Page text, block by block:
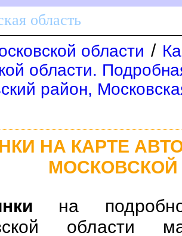
область
области /
области.
район,
НА КАРТЕ
МОСКОВСКОЙ
на
области